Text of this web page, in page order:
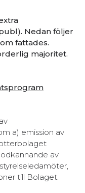
Nedan följer
fattades.
majoritet.
a) emission av
av
till Bolaget.